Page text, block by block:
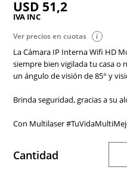
USD 51,2
IVA INC
Ver precios en cuotas
La Cámara IP Interna Wifi HD
siempre bien vigilada tu casa o
un ángulo de visión de 85° y
Brinda seguridad, gracias a su
Con Multilaser
Cantidad